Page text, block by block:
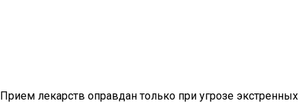
Прием лекарств оправдан только при угрозе экстренных